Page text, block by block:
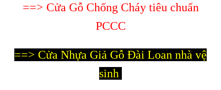
==> Cửa Gỗ Chống Cháy tiêu chuẩn
PCCC
==> Cửa Nhựa Giả Gỗ Đài Loan nhà vệ
sinh